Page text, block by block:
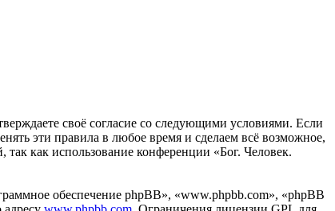
своё согласие со следующими условиями. Если
эти правила в любое время и сделаем всё возможное,
как использование конференции «Бог. Человек.
обеспечение phpBB», «www.phpbb.com», «phpBB